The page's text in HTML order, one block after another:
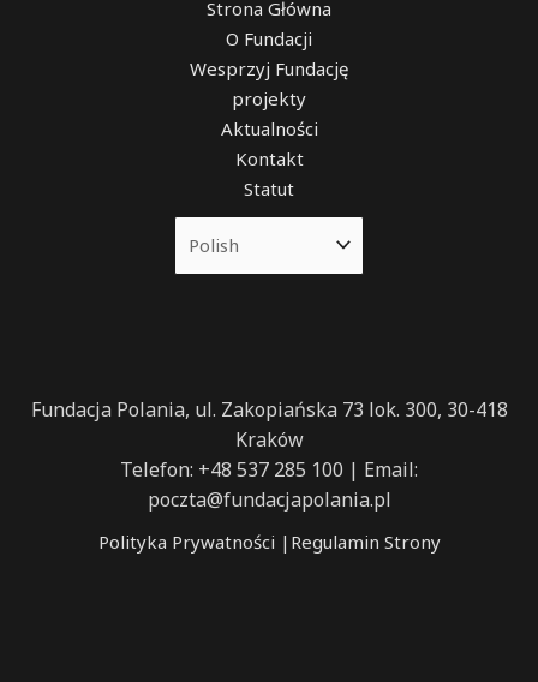
Strona Główna
O Fundacji
Wesprzyj Fundację
projekty
Aktualności
Kontakt
Statut
Fundacja Polania, ul. Zakopiańska 73 lok. 300, 30-418
Kraków
Telefon: +48 537 285 100 | Email:
poczta@fundacjapolania.pl
Polityka Prywatności | Regulamin Strony